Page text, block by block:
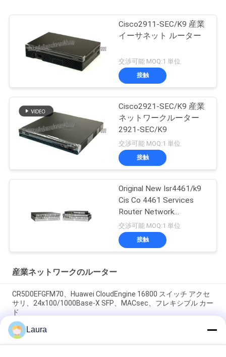
Cisco2911-SEC/K9 産業
イーサネット ルーター
交渉可能 MOQ:1 単位
接触
Cisco2921-SEC/K9 産業
ネットワークルーター
2921-SEC/K9
交渉可能 MOQ:1 単位
接触
Original New Isr4461/k9
Cis Co 4461 Services
Router Network
PouterISR4461/K9
交渉可能 MOQ:1 単位
接触
産業ネットワークのルーター
CR5D0EFGFM70、Huawei CloudEngine 16800 スイッチ アクセ
サリ、24x100/1000Base-X SFP、MACsec、フレキシブル カー
ド
CR5D0SRUAI70、Huawei NetEngine 8000 メインコントロール
ボード、32G メモリ/SRUA-1 TA-F/メイン処理ボード A18A
Laura